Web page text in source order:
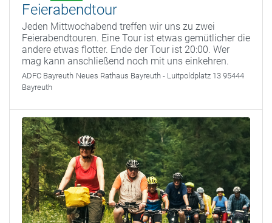
Feierabendtour
Jeden Mittwochabend treffen wir uns zu zwei
Feierabendtouren. Eine Tour ist etwas gemütlicher die
andere etwas flotter. Ende der Tour ist 20:00. Wer
mag kann anschließend noch mit uns einkehren.
ADFC Bayreuth Neues Rathaus Bayreuth - Luitpoldplatz 13 95444
Bayreuth